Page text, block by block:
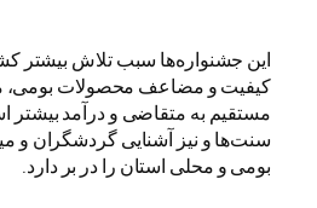
این جشنواره‌ها سبب تلاش بیشتر
کیفیت و مضاعف محصولات
مستقیم به متقاضی و درآمد بیشتر
سنت‌ها و نیز آشنایی گردشگران و
بومی و محلی استان را در بر دارد.